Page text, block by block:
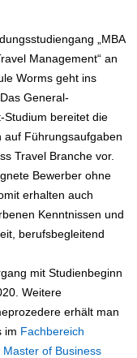
„MBA
Management“ an
Worms geht ins
General-
Studium bereitet die
auf Führungsaufgaben
Travel Branche vor.
Bewerber ohne
erhalten auch
Kenntnissen und
berufsbegleitend
mit Studienbeginn
Weitere
erhält man
im Fachbereich
of Business